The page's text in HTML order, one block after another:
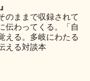
』
のままで収録されて
伝わってくる。「自
える。多岐にわたる
える対談本